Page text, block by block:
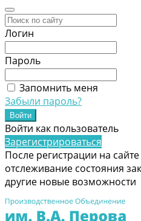
Логин
Пароль
Запомнить меня
Забыли пароль?
Войти как пользователь
Зарегистрироваться
После регистрации на
отслеживание состояния
другие новые возможности